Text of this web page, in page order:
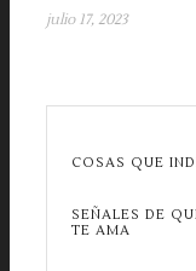
julio 17, 2023
COSAS QUE
SEÑALES DE
TE AMA